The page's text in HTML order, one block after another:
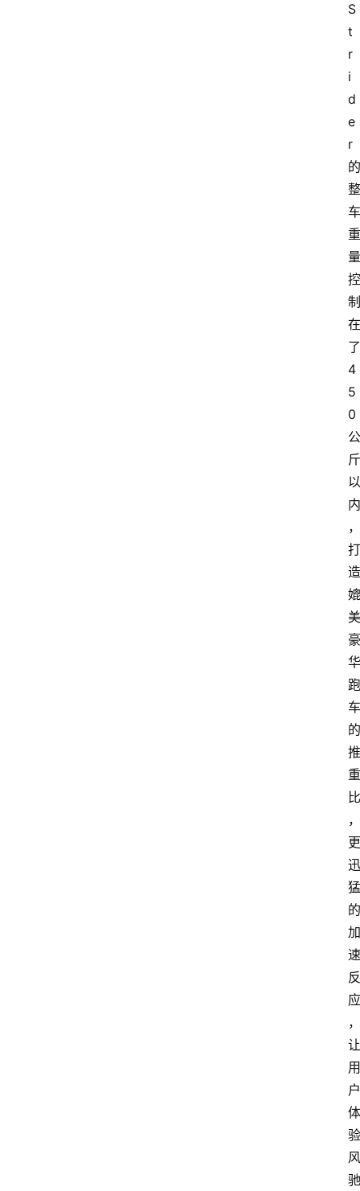
S
t
r
i
d
e
r
的
整
车
重
量
控
制
在
了
4
5
0
公
斤
以
内
，
打
造
媲
美
豪
华
跑
车
的
推
重
比
，
更
迅
猛
的
加
速
反
应
，
让
用
户
体
验
风
驰